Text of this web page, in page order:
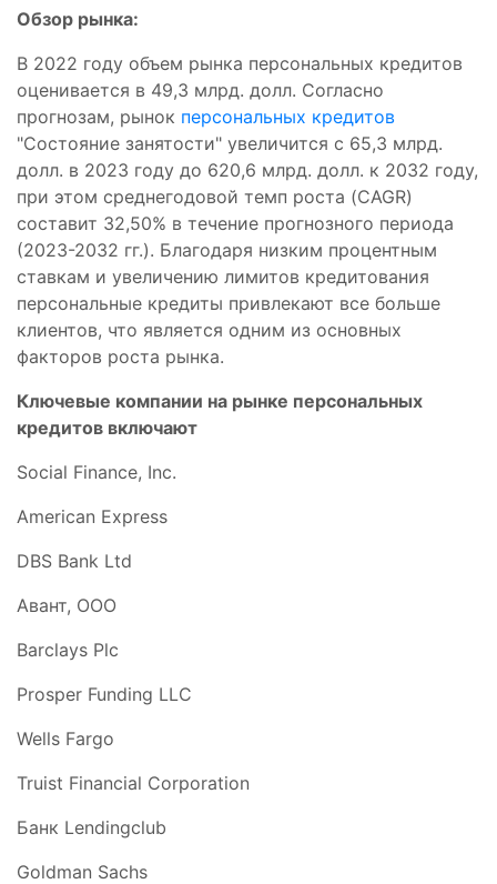
Обзор рынка:
В 2022 году объем рынка персональных кредитов
оценивается в 49,3 млрд. долл. Согласно
прогнозам, рынок персональных кредитов
"Состояние занятости" увеличится с 65,3 млрд.
долл. в 2023 году до 620,6 млрд. долл. к 2032 году,
при этом среднегодовой темп роста (CAGR)
составит 32,50% в течение прогнозного периода
(2023-2032 гг.). Благодаря низким процентным
ставкам и увеличению лимитов кредитования
персональные кредиты привлекают все больше
клиентов, что является одним из основных
факторов роста рынка.
Ключевые компании на рынке персональных
кредитов включают
Social Finance, Inc.
American Express
DBS Bank Ltd
Авант, ООО
Barclays Plc
Prosper Funding LLC
Wells Fargo
Truist Financial Corporation
Банк Lendingclub
Goldman Sachs